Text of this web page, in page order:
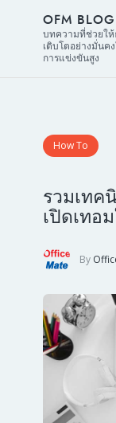
OFM BLOG
บทความที่ช่วยใ
เติบโตอย่างมั่นค
การแข่งขันสูง
How To
รวมเทค
เปิดเทอ
By